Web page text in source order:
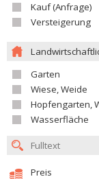
Kauf (Anfrage)
Versteigerung
Garten
Wiese, Weide
Hopfengarten,
Wasserfläche
Preis